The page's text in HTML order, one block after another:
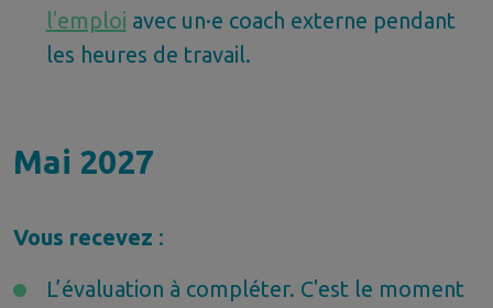
l'emploi avec un·e coach externe pendant
les heures de travail.
Mai 2027
Vous recevez :
L’évaluation à compléter. C'est le moment